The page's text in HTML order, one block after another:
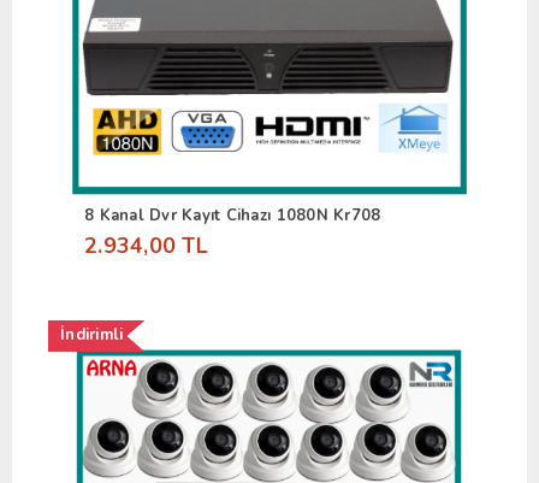
8 Kanal Dvr Kayıt Cihazı 1080N Kr708
2.934,00 TL
İndirimli